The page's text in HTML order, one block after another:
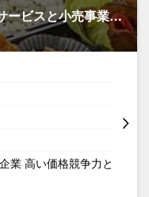
ービスと小売事業…
業 高い価格競争力と